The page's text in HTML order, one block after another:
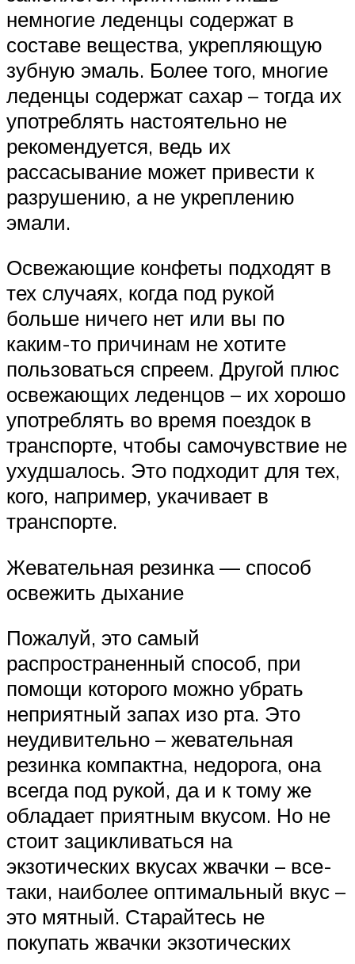
немногие леденцы содержат в
составе вещества, укрепляющую
зубную эмаль. Более того, многие
леденцы содержат сахар – тогда их
употреблять настоятельно не
рекомендуется, ведь их
рассасывание может привести к
разрушению, а не укреплению
эмали.
Освежающие конфеты подходят в
тех случаях, когда под рукой
больше ничего нет или вы по
каким-то причинам не хотите
пользоваться спреем. Другой плюс
освежающих леденцов – их хорошо
употреблять во время поездок в
транспорте, чтобы самочувствие не
ухудшалось. Это подходит для тех,
кого, например, укачивает в
транспорте.
Жевательная резинка — способ
освежить дыхание
Пожалуй, это самый
распространенный способ, при
помощи которого можно убрать
неприятный запах изо рта. Это
неудивительно – жевательная
резинка компактна, недорога, она
всегда под рукой, да и к тому же
обладает приятным вкусом. Но не
стоит зацикливаться на
экзотических вкусах жвачки – все-
таки, наиболее оптимальный вкус –
это мятный. Старайтесь не
покупать жвачки экзотических